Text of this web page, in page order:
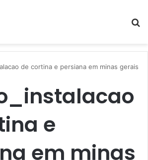
de cortina e persiana em minas gerais
e
em minas